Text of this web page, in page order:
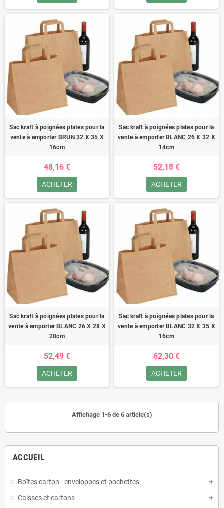
ACCUEIL
Boîtes carton - enveloppes et pochettes
Caisses et cartons
Sac kraft à poignées plates pour la
vente à emporter BRUN 32 X 35 X
16cm
48,16 €
ACHETER
Sac kraft à poignées plates pour la
vente à emporter BLANC 26 X 32 X
14cm
52,18 €
ACHETER
Sac kraft à poignées plates pour la
vente à emporter BLANC 26 X 28 X
20cm
52,49 €
ACHETER
Sac kraft à poignées plates pour la
vente à emporter BLANC 32 X 35 X
16cm
62,30 €
ACHETER
Affichage 1-6 de 6 article(s)